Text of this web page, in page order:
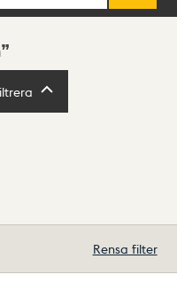
Rensa filter